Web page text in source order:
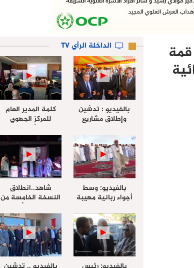
قمة الداخلة الرأي TV
بالفيديو : تدشين
وإطلاق مشاريع
لعيد العرش
كلمة المدير العام
للمركز الجهوي
للإستثمار خلال
أشغال لإجتماع
التقييمي للجنة
الجهوية الموحد
لإستثمار بجهة
الداخلة…
بالفيديو: وسط
أجواء ربانية مهيبة
علي خليل ” يؤدي
صلاة عيد الفطر مع
جموع المصلين
شاهد..انطلاق
النسخة الخامسة من
مهرجان “الأمداح
النبوية” المنظم من
طرف مجلس جهة
الداخلة وادي الذهب